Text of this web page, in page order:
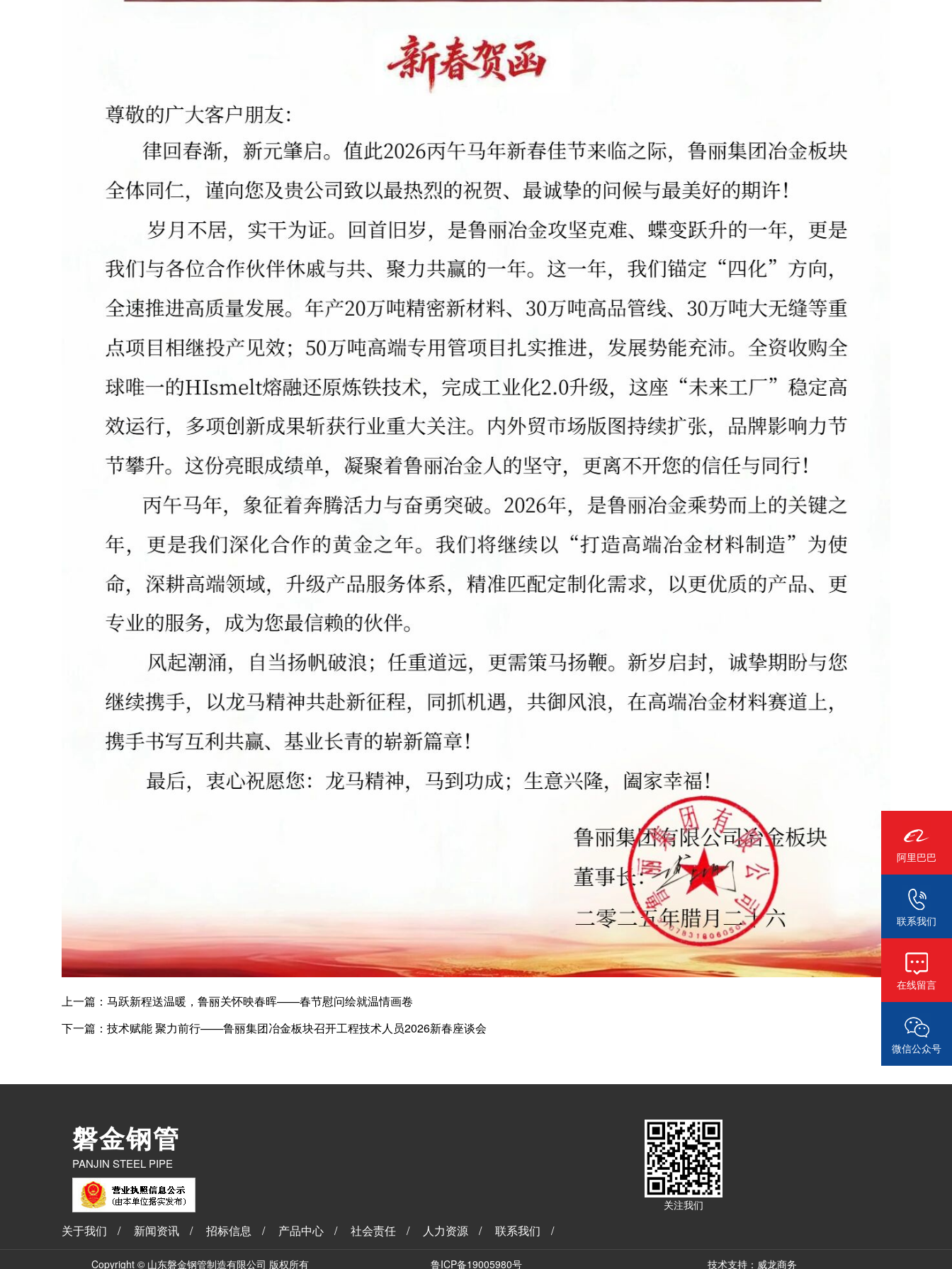
上一篇：马跃新程送温暖，鲁丽关怀映春晖——春节慰问绘就温情画卷
下一篇：技术赋能 聚力前行——鲁丽集团冶金板块召开工程技术人员2026新春座谈会
磐金钢管
PANJIN STEEL PIPE
关注我们
关于我们 / 新闻资讯 / 招标信息 / 产品中心 / 社会责任 / 人力资源 / 联系我们 /
Copyright © 山东磐金钢管制造有限公司 版权所有 鲁ICP备19005980号 技术支持：威龙商务
阿里巴巴
联系我们
在线留言
微信公众号